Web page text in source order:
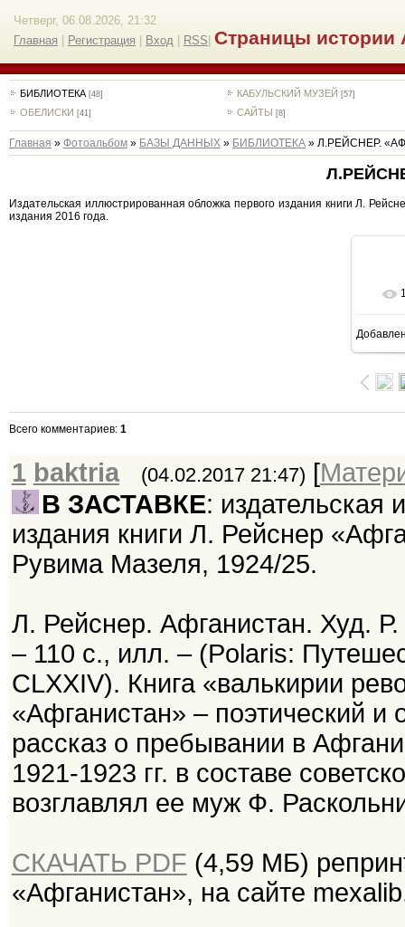
Четверг, 06.08.2026, 21:32
Главная
Регистрация Вход RSS Страницы истории
БИБЛИОТЕКА [48] КАБУЛЬСКИЙ МУЗЕЙ [57]
ОБЕЛИСКИ [41] САЙТЫ [8]
Главная » Фотоальбом» БАЗЫ ДАННЫХ» БИБЛИОТЕКА» Л.РЕЙСНЕР.
Издательская иллюстрированная обложка первого издания книги Л.
издания 2016 года.
Всего комментариев: 1
1 baktria (04.02.2017 21:47) [
В ЗАСТАВКЕ: издательская
издания книги Л. Рейснер
Рувима Мазеля, 1924/25.
Л. Рейснер. Афганистан. Худ.
– 110 c., илл. – (Polaris:
CLХХIV). Книга «валькирии
«Афганистан» – поэтический и
рассказ о пребывании в
1921-1923 гг. в составе
возглавлял ее муж Ф.
СКАЧАТЬ PDF (4,59 МБ)
«Афганистан», на сайте